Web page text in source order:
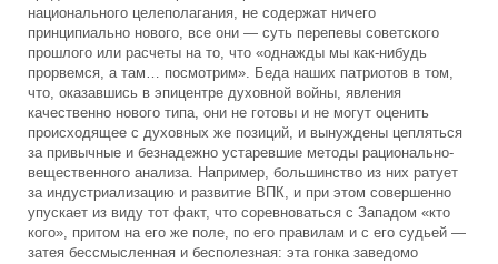
национального целеполагания, не содержат ничего
принципиально нового, все они — суть перепевы советского
прошлого или расчеты на то, что «однажды мы как-нибудь
прорвемся, а там… посмотрим». Беда наших патриотов в том,
что, оказавшись в эпицентре духовной войны, явления
качественно нового типа, они не готовы и не могут оценить
происходящее с духовных же позиций, и вынуждены цепляться
за привычные и безнадежно устаревшие методы рационально-
вещественного анализа. Например, большинство из них ратует
за индустриализацию и развитие ВПК, и при этом совершенно
упускает из виду тот факт, что соревноваться с Западом «кто
кого», притом на его же поле, по его правилам и с его судьей —
затея бессмысленная и бесполезная: эта гонка заведомо